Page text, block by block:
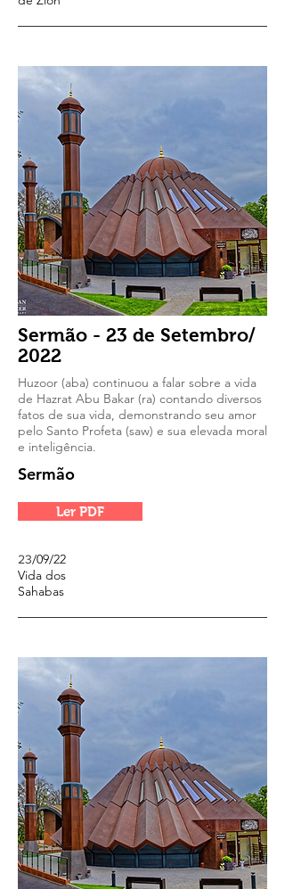
Sermão - 23 de Setembro/
2022
Huzoor (aba) continuou a falar sobre a vida
de Hazrat Abu Bakar (ra) contando diversos
fatos de sua vida, demonstrando seu amor
pelo Santo Profeta (saw) e sua elevada moral
e inteligência.
Sermão
Ler PDF
23/09/22
Vida dos
Sahabas